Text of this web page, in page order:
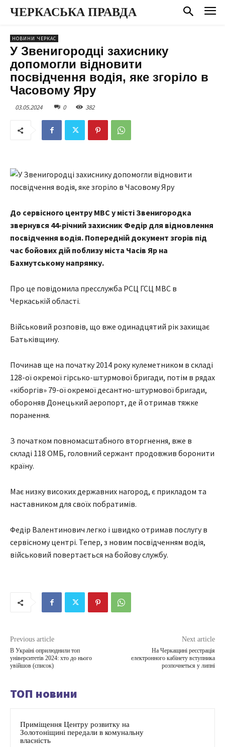
ЧЕРКАСЬКА ПРАВДА
НОВИНИ ЧЕРКАС
У Звенигородці захиснику
допомогли відновити
посвідчення водія, яке згоріло в
Часовому Яру
03.05.2024 0 382
До сервісного центру МВС у місті Звенигородка
звернувся 44-річний захисник Федір для відновлення
посвідчення водія. Попередній документ згорів під
час бойових дій поблизу міста Часів Яр на
Бахмутському напрямку.
Про це повідомила пресслужба РСЦ ГСЦ МВС в
Черкаській області.
Військовий розповів, що вже одинадцятий рік захищає
Батьківщину.
Починав ще на початку 2014 року кулеметником в складі
128-ої окремої гірсько-штурмової бригади, потім в рядах
«кіборгів» 79-ої окремої десантно-штурмової бригади,
обороняв Донецький аеропорт, де й отримав тяжке
поранення.
З початком повномасштабного вторгнення, вже в
складі 118 ОМБ, головний сержант продовжив боронити
країну.
Має низку високих державних нагород, є прикладом та
наставником для своїх побратимів.
Федір Валентинович легко і швидко отримав послугу в
сервісному центрі. Тепер, з новим посвідченням водія,
військовий повертається на бойову службу.
Previous article
В Україні оприлюднили топ
університетів 2024: хто до нього
увійшов (список)
Next article
На Черкащині реєстрація
електронного кабінету вступника
розпочнеться у липні
ТОП новини
Приміщення Центру розвитку на
Золотоніщині передали в комунальну
власність